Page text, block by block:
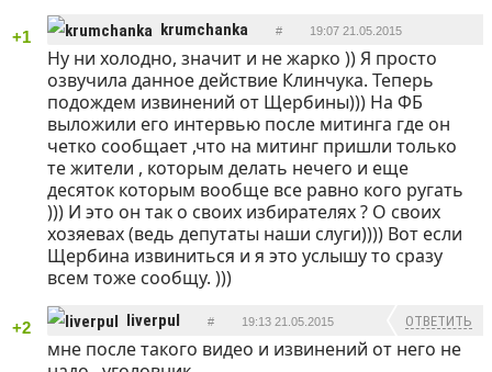
+1 krumchanka # 19:07 21.05.2015
ОТВЕТИТЬ
Ну ни холодно, значит и не жарко )) Я просто
озвучила данное действие Клинчука. Теперь
подождем извинений от Щербины))) На ФБ
выложили его интервью после митинга где он
четко сообщает ,что на митинг пришли только
те жители , которым делать нечего и еще
десяток которым вообще все равно кого ругать
))) И это он так о своих избирателях ? О своих
хозяевах (ведь депутаты наши слуги)))) Вот если
Щербина извиниться и я это услышу то сразу
всем тоже сообщу. )))
+2 liverpul # 19:13 21.05.2015 ОТВЕТИТЬ
мне после такого видео и извинений от него не